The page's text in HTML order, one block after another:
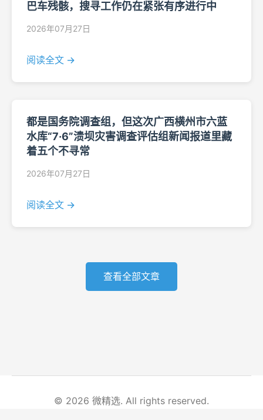
巴车残骸，搜寻工作仍在紧张有序进行中
2026年07月27日
阅读全文 →
都是国务院调查组，但这次广西横州市六蓝
水库“7·6”溃坝灾害调查评估组新闻报道里藏
着五个不寻常
2026年07月27日
阅读全文 →
查看全部文章
© 2026 微精选. All rights reserved.